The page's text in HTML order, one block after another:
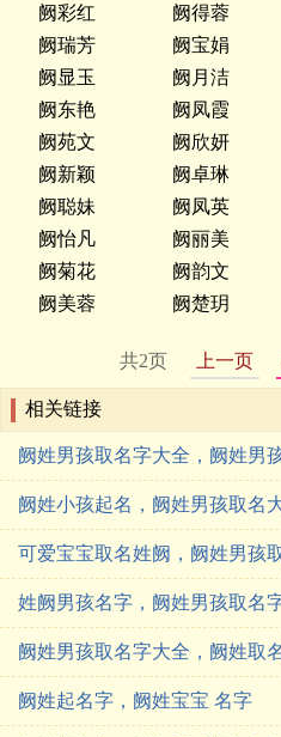
阙彩红
阙得蓉
阙瑞芳
阙宝娟
阙显玉
阙月洁
阙东艳
阙凤霞
阙苑文
阙欣妍
阙新颖
阙卓琳
阙聪妹
阙凤英
阙怡凡
阙丽美
阙菊花
阙韵文
阙美蓉
阙楚玥
共2页 上一页
相关链接
阙姓男孩取名字大全，阙姓男
阙姓小孩起名，阙姓男孩取名
可爱宝宝取名姓阙，阙姓男孩
姓阙男孩名字，阙姓男孩取名
阙姓男孩取名字大全，阙姓取
阙姓起名字，阙姓宝宝 名字